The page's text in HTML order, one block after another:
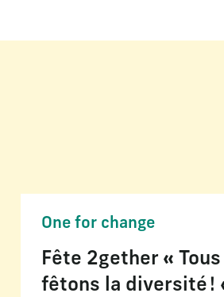
One for change
Fête 2gether «
fêtons la diversité !